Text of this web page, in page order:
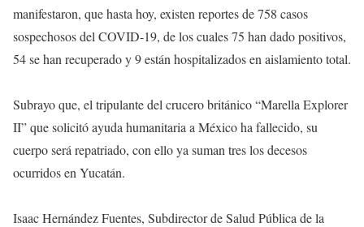
manifestaron, que hasta hoy, existen reportes de 758 casos
sospechosos del COVID-19, de los cuales 75 han dado positivos,
54 se han recuperado y 9 están hospitalizados en aislamiento total.
Subrayo que, el tripulante del crucero británico “Marella Explorer
II” que solicitó ayuda humanitaria a México ha fallecido, su
cuerpo será repatriado, con ello ya suman tres los decesos
ocurridos en Yucatán.
Isaac Hernández Fuentes, Subdirector de Salud Pública de la